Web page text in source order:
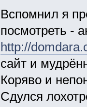
Вспомнил я
посмотреть -
http://
сайт и
Коряво и
Сдулся